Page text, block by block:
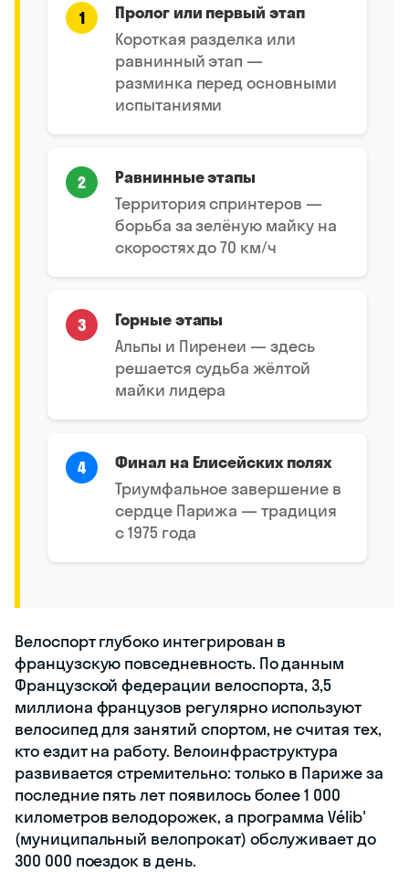
1
Пролог или первый этап
Короткая разделка или
равнинный этап —
разминка перед основными
испытаниями
2
Равнинные этапы
Территория спринтеров —
борьба за зелёную майку на
скоростях до 70 км/ч
3
Горные этапы
Альпы и Пиренеи — здесь
решается судьба жёлтой
майки лидера
4
Финал на Елисейских полях
Триумфальное завершение в
сердце Парижа — традиция
с 1975 года
Велоспорт глубоко интегрирован в
французскую повседневность. По данным
Французской федерации велоспорта, 3,5
миллиона французов регулярно используют
велосипед для занятий спортом, не считая тех,
кто ездит на работу. Велоинфраструктура
развивается стремительно: только в Париже за
последние пять лет появилось более 1 000
километров велодорожек, а программа Vélib'
(муниципальный велопрокат) обслуживает до
300 000 поездок в день.